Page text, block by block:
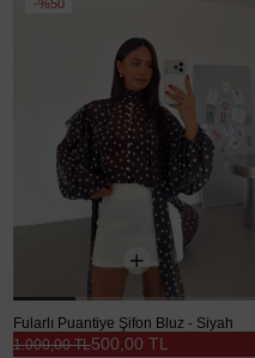
%50
Fularlı Puantiye Şifon Bluz - Siyah
500,00 TL
1.000,00 TL